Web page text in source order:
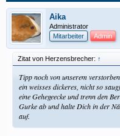
Aika
Administrator
Mitarbeiter
Admin
Zitat von Herzensbrecher: ↑
Tipp noch von unserem
ein weisses dickeres, nicht so
eine Gehegeecke und trenn den
Gurke ab und halte Dich in der
auf.